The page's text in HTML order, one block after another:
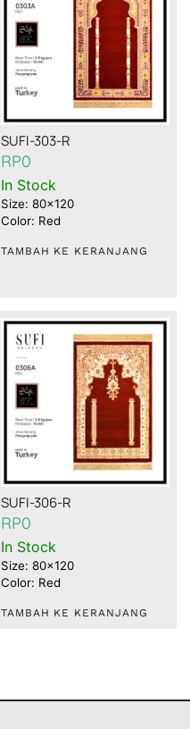
SUFI-303-R
RP0
In Stock
Size: 80x120
Color: Red
TAMBAH KE KERANJANG
SUFI-306-R
RP0
In Stock
Size: 80x120
Color: Red
TAMBAH KE KERANJANG